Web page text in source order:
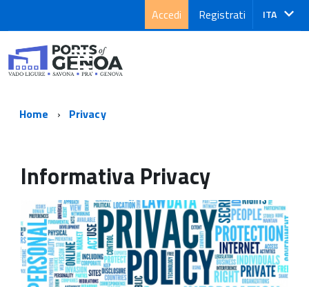
Accedi Registrati Lingua
ITA
Home Privacy
Informativa Privacy